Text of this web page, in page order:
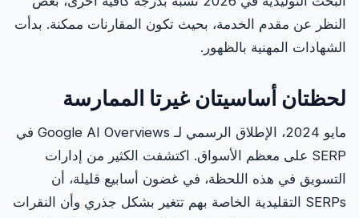
النظر عن مقدم الخدمة، بحيث تكون المقارنات ممكنة. بدأت
الشهادات المهنية بالظهور.
لحظتان أساسيتان غيرتا الممارسة
مايو 2024، الإطلاق الرسمي لـ Google AI Overviews في
SERP على معظم الأسواق. اكتشفت الكثير من إدارات
التسويق في هذه اللحظة، في غضون أسابيع قليلة، أن
SERPs التقليدية الخاصة بهم تتغير بشكل جذري وأن النقرات